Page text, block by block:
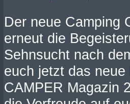
Der neue Camping
erneut die
Sehnsucht nach
euch jetzt das neue
CAMPER Magazin